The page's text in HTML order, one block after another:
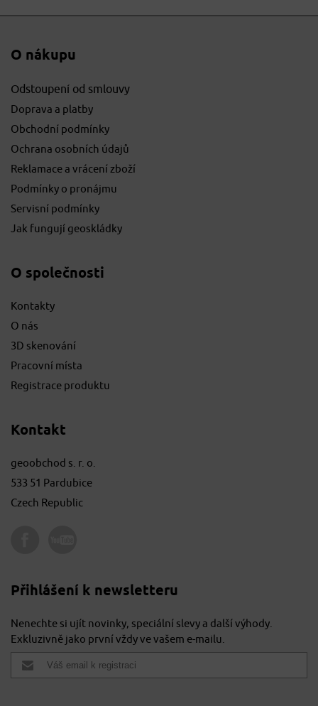
O nákupu
Odstoupení od smlouvy
Doprava a platby
Obchodní podmínky
Ochrana osobních údajů
Reklamace a vrácení zboží
Podmínky o pronájmu
Servisní podmínky
Jak fungují geoskládky
O společnosti
Kontakty
O nás
3D skenování
Pracovní místa
Registrace produktu
Kontakt
geoobchod s. r. o.
533 51 Pardubice
Czech Republic
Přihlášení k newsletteru
Nenechte si ujít novinky, speciální slevy a další výhody.
Exkluzivně jako první vždy ve vašem e-mailu.